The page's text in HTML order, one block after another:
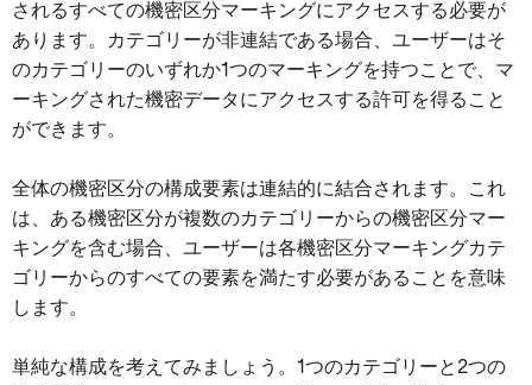
されるすべての機密区分マーキングにアクセスする必要が
あります。カテゴリーが非連結である場合、ユーザーはそ
のカテゴリーのいずれか1つのマーキングを持つことで、マ
ーキングされた機密データにアクセスする許可を得ること
ができます。
全体の機密区分の構成要素は連結的に結合されます。これ
は、ある機密区分が複数のカテゴリーからの機密区分マー
キングを含む場合、ユーザーは各機密区分マーキングカテ
ゴリーからのすべての要素を満たす必要があることを意味
します。
単純な構成を考えてみましょう。1つのカテゴリーと2つの